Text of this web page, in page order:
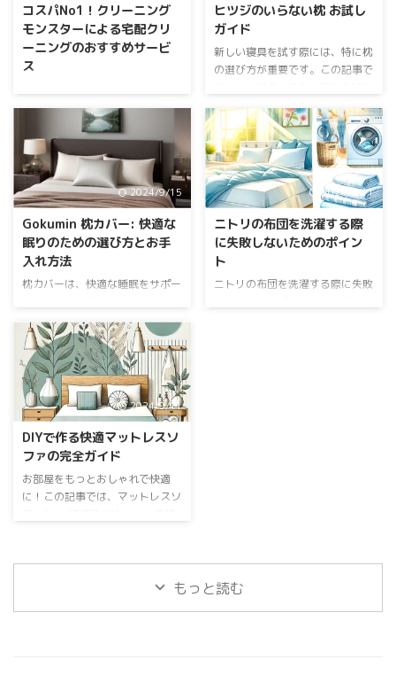
コスパNo1！クリーニング
モンスターによる宅配クリ
ーニングのおすすめサービ
ス
で、忙しい日々の中でも簡単に洗
濯物を片付けることができます。
本記事では、特にクリーニングモ
ンスターによるおすすめの宅配ク
リーニングサービスについて詳し
く紹介します。選び方のポイント
やメリット・デメリットについて
も解説しています。 プロが洗う
と、布団はこんなにキレイ【クリ
ーニングモンスター】 クリーニ
ングモンスターの宅配クリーニン
サービス クリーニングモンスタ
ーは、IICRC認定のプロクリーナ
ーを擁し、高品質な洗浄技術を提
供しています。衣類や布団 ...
ヒツジのいらない枕 お試し
ガイド
新しい寝具を試す際には、特に枕
の選び方が重要です。この記事で
する方法とその選び方について詳
しく解説します。 枕のお試し方
法 店舗でのお試し方法 自分に合
った枕を選ぶために、店舗での試
着がおすすめです。枕を実際に触
って、寝てみることで自分の好み
を確認できます。お店によって
は、専門スタッフが寝心地や自分
に合った枕の選び方についてアド
バイスしてくれる場合もありま
す。試着の際には、普段通りの服
2024/9/15
Gokumin 枕カバー: 快適な
眠りのための選び方とお手
入れ方法
枕カバーは、快適な睡眠をサポー
す。この記事では、Gokumin 枕カ
バーの選び方やお手入れ方法につ
いて詳しく解説します。あなたの
睡眠環境をより良くするために、
ぜひ参考にしてください。
Gokumin 枕カバーの特徴 素材の
選び方 Gokumin 枕カバーは、快
適な睡眠を実現するために、さま
ざまな素材から作られています。
綿、シルク、麻、ポリエステルな
ど、それぞれの素材には独特のメ
った素材を選 ...
2024/9/11
ニトリの布団を洗濯する際
に失敗しないためのポイン
ト
ニトリの布団を洗濯する際に失敗
いすぎは品質を損なう可能性があ
...
2024/9/11
DIYで作る快適マットレスソ
ファの完全ガイド
お部屋をもっとおしゃれで快適
に！この記事では、マットレスソ
料から手順まで丁寧に解説してい
ます。 記事のポイント マットレもっと読む